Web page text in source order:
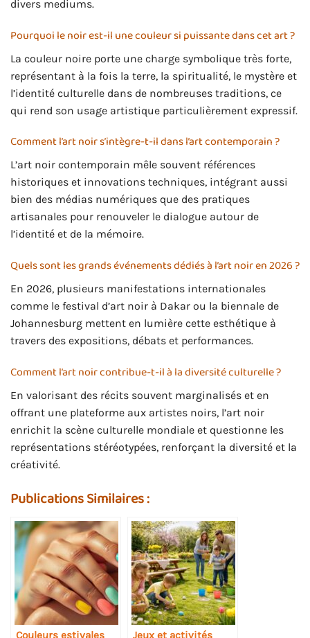
divers mediums.
Pourquoi le noir est-il une couleur si puissante dans cet art ?
La couleur noire porte une charge symbolique très forte,
représentant à la fois la terre, la spiritualité, le mystère et
l’identité culturelle dans de nombreuses traditions, ce
qui rend son usage artistique particulièrement expressif.
Comment l’art noir s’intègre-t-il dans l’art contemporain ?
L’art noir contemporain mêle souvent références
historiques et innovations techniques, intégrant aussi
bien des médias numériques que des pratiques
artisanales pour renouveler le dialogue autour de
l’identité et de la mémoire.
Quels sont les grands événements dédiés à l’art noir en 2026 ?
En 2026, plusieurs manifestations internationales
comme le festival d’art noir à Dakar ou la biennale de
Johannesburg mettent en lumière cette esthétique à
travers des expositions, débats et performances.
Comment l’art noir contribue-t-il à la diversité culturelle ?
En valorisant des récits souvent marginalisés et en
offrant une plateforme aux artistes noirs, l’art noir
enrichit la scène culturelle mondiale et questionne les
représentations stéréotypées, renforçant la diversité et la
créativité.
Publications Similaires :
Couleurs estivales Jeux et activités